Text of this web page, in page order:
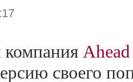
Ahead
своего